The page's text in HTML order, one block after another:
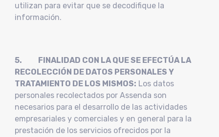
utilizan para evitar que se decodifique la
información.
5. FINALIDAD CON LA QUE SE EFECTÚA LA
RECOLECCIÓN DE DATOS PERSONALES Y
TRATAMIENTO DE LOS MISMOS: Los datos
personales recolectados por Assenda son
necesarios para el desarrollo de las actividades
empresariales y comerciales y en general para la
prestación de los servicios ofrecidos por la